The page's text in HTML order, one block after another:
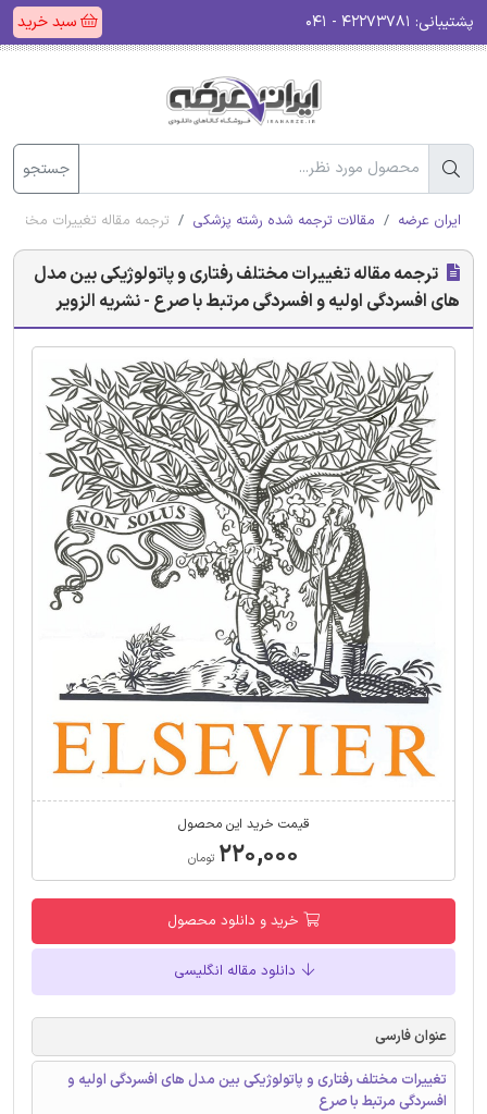
پشتیبانی: سبد خرید
جستجو
ایران عرضه مقالات ترجمه شده رشته پزشکی ترجمه مقاله تغییرات
ترجمه مقاله تغییرات مختلف رفتاری و پاتولوژیکی بین مدل
های افسردگی اولیه و افسردگی مرتبط با صرع - نشریه الزویر
قیمت خرید این محصول
۲۲۰,۰۰۰ تومان
خرید و دانلود محصول
دانلود مقاله انگلیسی
عنوان فارسی
تغییرات مختلف رفتاری و پاتولوژیکی بین مدل های افسردگی اولیه و
افسردگی مرتبط با صرع